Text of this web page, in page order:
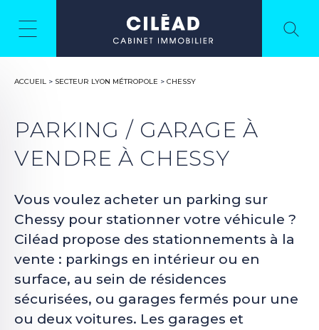
ACCUEIL > SECTEUR LYON MÉTROPOLE > CHESSY
PARKING / GARAGE À
VENDRE À CHESSY
Vous voulez acheter un parking sur
Chessy pour stationner votre véhicule ?
Ciléad propose des stationnements à la
vente : parkings en intérieur ou en
surface, au sein de résidences
sécurisées, ou garages fermés pour une
ou deux voitures. Les garages et